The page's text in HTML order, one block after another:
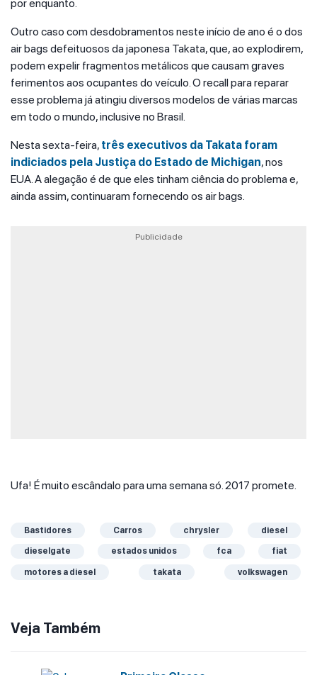
por enquanto.
Outro caso com desdobramentos neste início de ano é o dos
air bags defeituosos da japonesa Takata, que, ao explodirem,
podem expelir fragmentos metálicos que causam graves
ferimentos aos ocupantes do veículo. O recall para reparar
esse problema já atingiu diversos modelos de várias marcas
em todo o mundo, inclusive no Brasil.
Nesta sexta-feira, três executivos da Takata foram
indiciados pela Justiça do Estado de Michigan, nos
EUA. A alegação é de que eles tinham ciência do problema e,
ainda assim, continuaram fornecendo os air bags.
Publicidade
Ufa! É muito escândalo para uma semana só. 2017 promete.
Bastidores Carros chrysler diesel
dieselgate estados unidos fca fiat
motores a diesel takata volkswagen
Veja Também